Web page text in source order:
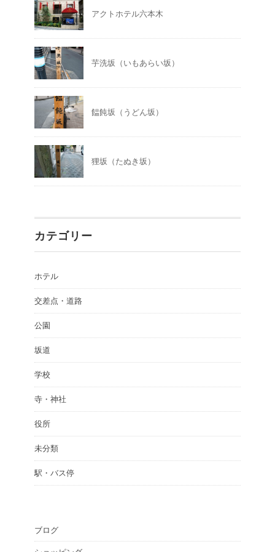
アクトホテル六本木
芋洗坂（いもあらい坂）
饂飩坂（うどん坂）
狸坂（たぬき坂）
カテゴリー
ホテル
交差点・道路
公園
坂道
学校
寺・神社
役所
未分類
駅・バス停
ブログ